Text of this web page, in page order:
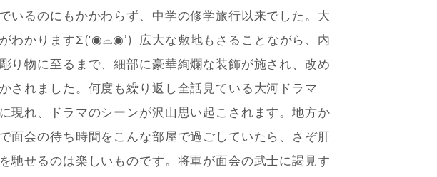
いるのにもかかわらず、中学の修学旅行以来でした。大
わかりますΣ('◉⌓◉’) 広大な敷地もさることながら、内
り物に至るまで、細部に豪華絢爛な装飾が施され、改め
されました。何度も繰り返し全話見ている大河ドラマ
現れ、ドラマのシーンが沢山思い起こされます。地方か
面会の待ち時間をこんな部屋で過ごしていたら、さぞ肝
馳せるのは楽しいものです。将軍が面会の武士に謁見す